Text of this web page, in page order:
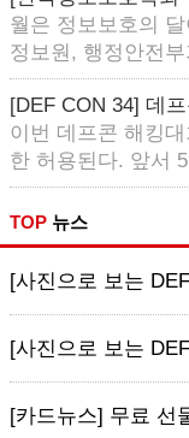
월은 정보보호의
정보원, 행정안전
[DEF CON 34] 데
이번 데프콘 해킹
한 허용된다. 앞서
TOP 뉴스
[사진으로 보는
[사진으로 보는
[카드뉴스] 무료 선